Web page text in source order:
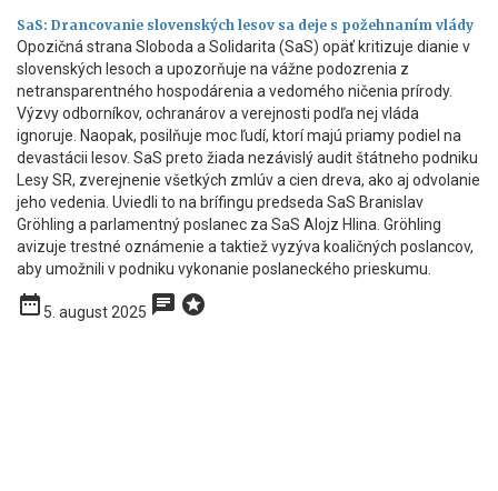
SaS: Drancovanie slovenských lesov sa deje s požehnaním vlády
Opozičná strana Sloboda a Solidarita (SaS) opäť kritizuje dianie v
slovenských lesoch a upozorňuje na vážne podozrenia z
netransparentného hospodárenia a vedomého ničenia prírody.
Výzvy odborníkov, ochranárov a verejnosti podľa nej vláda
ignoruje. Naopak, posilňuje moc ľudí, ktorí majú priamy podiel na
devastácii lesov. SaS preto žiada nezávislý audit štátneho podniku
Lesy SR, zverejnenie všetkých zmlúv a cien dreva, ako aj odvolanie
jeho vedenia. Uviedli to na brífingu predseda SaS Branislav
Gröhling a parlamentný poslanec za SaS Alojz Hlina. Gröhling
avizuje trestné oznámenie a taktiež vyzýva koaličných poslancov,
aby umožnili v podniku vykonanie poslaneckého prieskumu.
date_range 5. august 2025 chat stars